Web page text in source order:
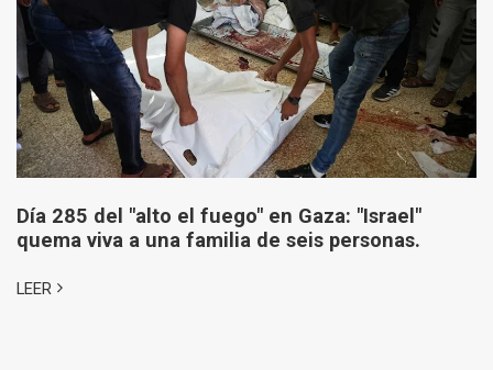
Día 285 del "alto el fuego" en Gaza: "Israel"
quema viva a una familia de seis personas.
LEER